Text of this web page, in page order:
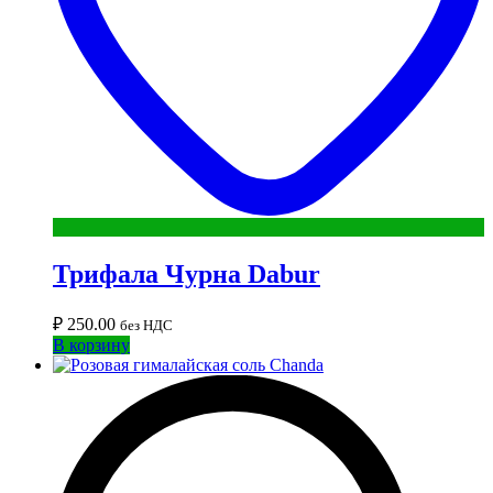
Трифала Чурна Dabur
₽ 250.00 без НДС
В корзину